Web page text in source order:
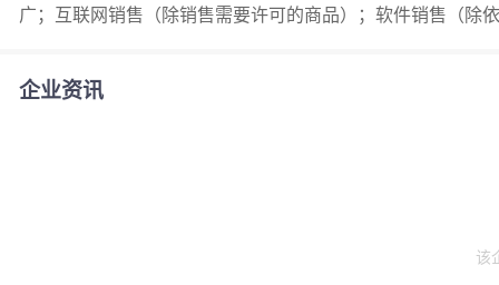
广；互联网销售（除销售需要许可的商品）；软件销售（除
企业资讯
该